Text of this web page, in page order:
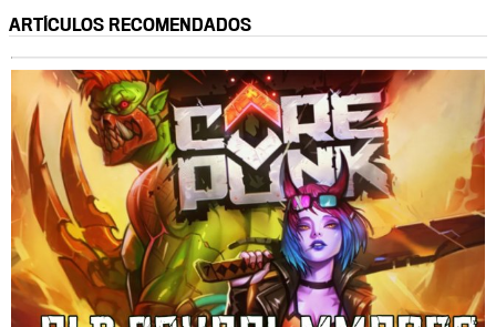
ARTÍCULOS RECOMENDADOS